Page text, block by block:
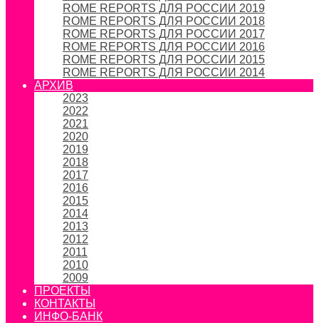
ROME REPORTS ДЛЯ РОССИИ 2019
ROME REPORTS ДЛЯ РОССИИ 2018
ROME REPORTS ДЛЯ РОССИИ 2017
ROME REPORTS ДЛЯ РОССИИ 2016
ROME REPORTS ДЛЯ РОССИИ 2015
ROME REPORTS ДЛЯ РОССИИ 2014
АРХИВ
2023
2022
2021
2020
2019
2018
2017
2016
2015
2014
2013
2012
2011
2010
2009
ПРОЕКТЫ
КОНТАКТЫ
ИНФО-БАНК